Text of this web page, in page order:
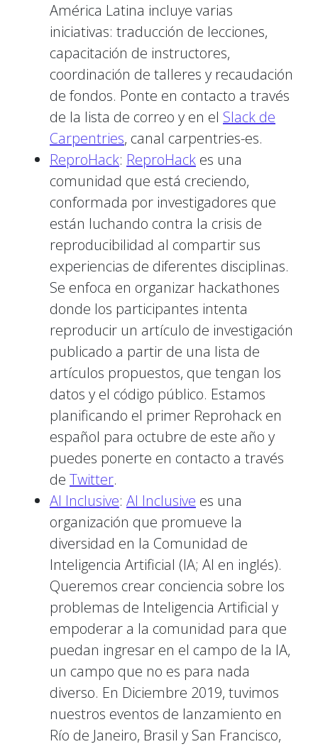
América Latina incluye varias
iniciativas: traducción de lecciones,
capacitación de instructores,
coordinación de talleres y recaudación
de fondos. Ponte en contacto a través
de la lista de correo y en el Slack de
Carpentries, canal carpentries-es.
ReproHack: ReproHack es una
comunidad que está creciendo,
conformada por investigadores que
están luchando contra la crisis de
reproducibilidad al compartir sus
experiencias de diferentes disciplinas.
Se enfoca en organizar hackathones
donde los participantes intenta
reproducir un artículo de investigación
publicado a partir de una lista de
artículos propuestos, que tengan los
datos y el código público. Estamos
planificando el primer Reprohack en
español para octubre de este año y
puedes ponerte en contacto a través
de Twitter.
AI Inclusive: AI Inclusive es una
organización que promueve la
diversidad en la Comunidad de
Inteligencia Artificial (IA; AI en inglés).
Queremos crear conciencia sobre los
problemas de Inteligencia Artificial y
empoderar a la comunidad para que
puedan ingresar en el campo de la IA,
un campo que no es para nada
diverso. En Diciembre 2019, tuvimos
nuestros eventos de lanzamiento en
Río de Janeiro, Brasil y San Francisco,